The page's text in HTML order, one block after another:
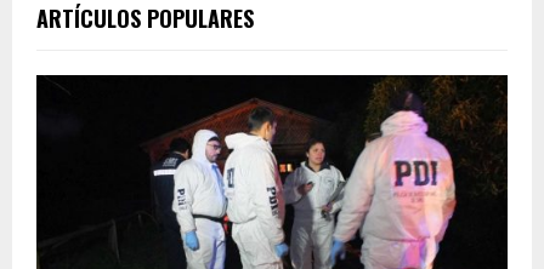
ARTÍCULOS POPULARES